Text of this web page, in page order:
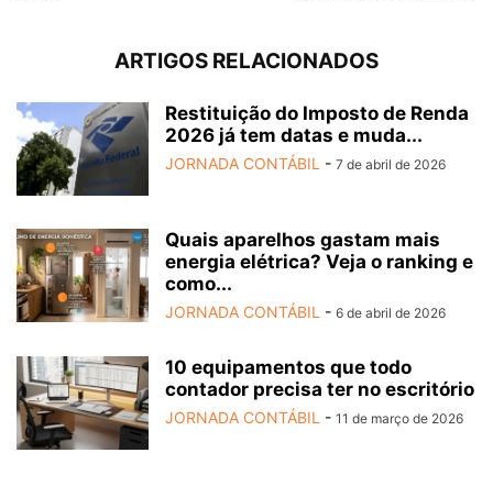
ARTIGOS RELACIONADOS
Restituição do Imposto de Renda
2026 já tem datas e muda...
JORNADA CONTÁBIL - 7 de abril de 2026
Quais aparelhos gastam mais
energia elétrica? Veja o ranking e
como...
JORNADA CONTÁBIL - 6 de abril de 2026
10 equipamentos que todo
contador precisa ter no escritório
JORNADA CONTÁBIL - 11 de março de 2026